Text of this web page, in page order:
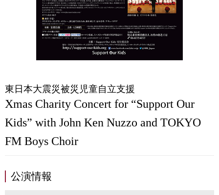
東日本大震災被災児童自立支援
Xmas Charity Concert for “Support Our
Kids” with John Ken Nuzzo and TOKYO
FM Boys Choir
公演情報